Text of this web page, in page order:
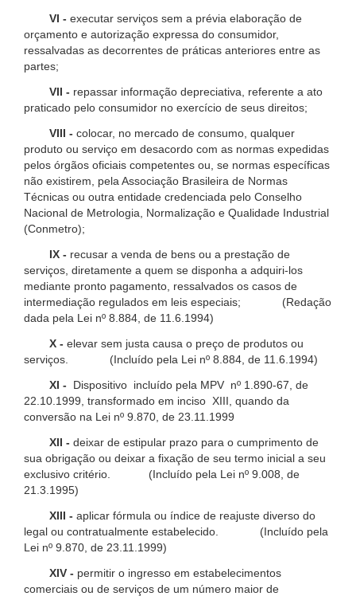
VI - executar serviços sem a prévia elaboração de
orçamento e autorização expressa do consumidor,
ressalvadas as decorrentes de práticas anteriores entre as
partes;
VII - repassar informação depreciativa, referente a ato
praticado pelo consumidor no exercício de seus direitos;
VIII - colocar, no mercado de consumo, qualquer
produto ou serviço em desacordo com as normas expedidas
pelos órgãos oficiais competentes ou, se normas específicas
não existirem, pela Associação Brasileira de Normas
Técnicas ou outra entidade credenciada pelo Conselho
Nacional de Metrologia, Normalização e Qualidade Industrial
(Conmetro);
IX - recusar a venda de bens ou a prestação de
serviços, diretamente a quem se disponha a adquiri-los
mediante pronto pagamento, ressalvados os casos de
intermediação regulados em leis especiais; (Redação
dada pela Lei nº 8.884, de 11.6.1994)
X - elevar sem justa causa o preço de produtos ou
serviços. (Incluído pela Lei nº 8.884, de 11.6.1994)
XI -
Dispositivo incluído pela MPV nº 1.890-67, de
22.10.1999, transformado em inciso XIII, quando da
conversão na Lei nº 9.870, de 23.11.1999
XII - deixar de estipular prazo para o cumprimento de
sua obrigação ou deixar a fixação de seu termo inicial a seu
exclusivo critério. (Incluído pela Lei nº 9.008, de
21.3.1995)
XIII - aplicar fórmula ou índice de reajuste diverso do
legal ou contratualmente estabelecido. (Incluído pela
Lei nº 9.870, de 23.11.1999)
XIV - permitir o ingresso em estabelecimentos
comerciais ou de serviços de um número maior de